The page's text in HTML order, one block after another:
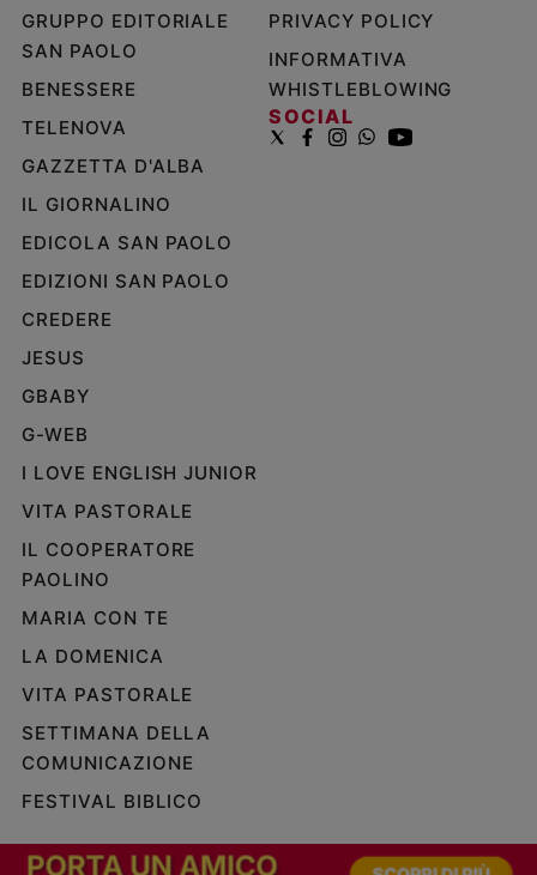
GRUPPO EDITORIALE
SAN PAOLO
BENESSERE
TELENOVA
GAZZETTA D'ALBA
IL GIORNALINO
EDICOLA SAN PAOLO
EDIZIONI SAN PAOLO
CREDERE
JESUS
GBABY
G-WEB
I LOVE ENGLISH JUNIOR
VITA PASTORALE
IL COOPERATORE
PAOLINO
MARIA CON TE
LA DOMENICA
VITA PASTORALE
SETTIMANA DELLA
COMUNICAZIONE
FESTIVAL BIBLICO
PRIVACY POLICY
INFORMATIVA
WHISTLEBLOWING
SOCIAL